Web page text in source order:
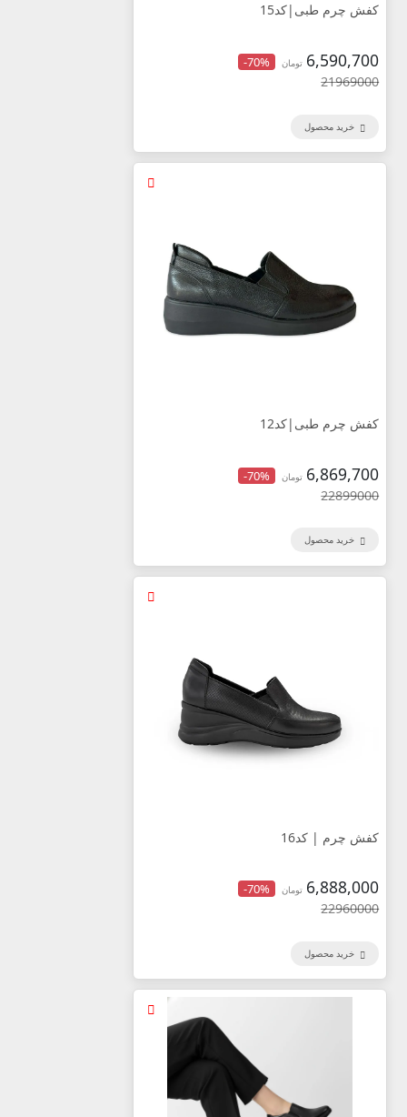
کفش چرم طبی|کد15
6,590,700 تومان -70%
21969000
خرید محصول
کفش چرم طبی|کد12
6,869,700 تومان -70%
22899000
خرید محصول
کفش چرم | کد16
6,888,000 تومان -70%
22960000
خرید محصول